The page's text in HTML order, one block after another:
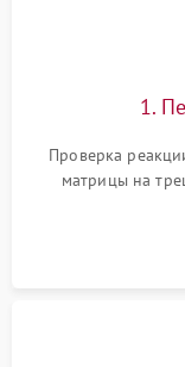
1.
Проверка
матрицы на
подсветки и
источников